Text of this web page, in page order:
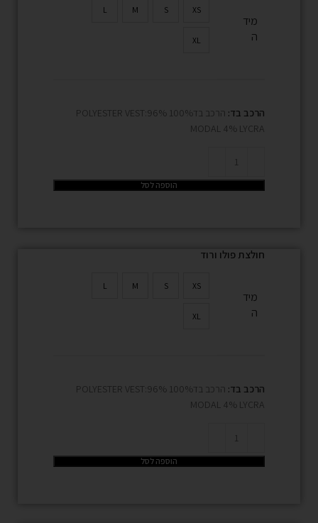
מיד
ה
XS
S
M
L
XL
הרכב בד:
הרכב בד100% POLYESTER VEST:96%
MODAL 4% LYCRA
הוספה לסל
חולצת פולו ורוד
מיד
ה
XS
S
M
L
XL
הרכב בד:
הרכב בד100% POLYESTER VEST:96%
MODAL 4% LYCRA
הוספה לסל